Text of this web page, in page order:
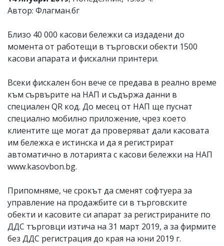
Коментарите
се
въвеждат
от
редакцията
не
отговорност
за
тях!
откриете
обиден
за
моля
сигнализирайте
ни!
Автор: Флагман.бг
Близо 40 000 касови бележки са издадени до
момента от работещи в търговски обекти 1500
касови апарата и фискални принтери.
Всеки фискален бон вече се предава в реално време
към сървърите на НАП и съдържа данни в
специален QR код. До месец от НАП ще пуснат
специално мобилно приложение, чрез което
клиентите ще могат да проверяват дали касовата
им бележка е истинска и да я регистрират
автоматично в лотарията с касови бележки на НАП
www.kasovbon.bg.
Припомняме, че срокът да сменят софтуера за
управление на продажбите си в търговските
обекти и касовите си апарат за регистрираните по
ДДС търговци изтича на 31 март 2019, а за фирмите
без ДДС регистрация до края на юни 2019 г.